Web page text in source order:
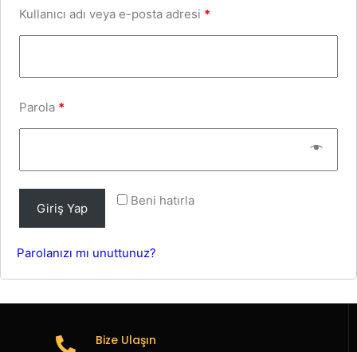
Kullanıcı adı veya e-posta adresi *
Parola *
Beni hatırla
Giriş Yap
Parolanızı mı unuttunuz?
Bize Ulaşın